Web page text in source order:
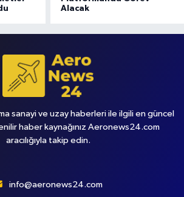
Alacak
sanayi ve uzay haberleri ile ilgili en güncel
haber kaynağınız Aeronews24.com
aracılığıyla takip edin.
info@aeronews24.com